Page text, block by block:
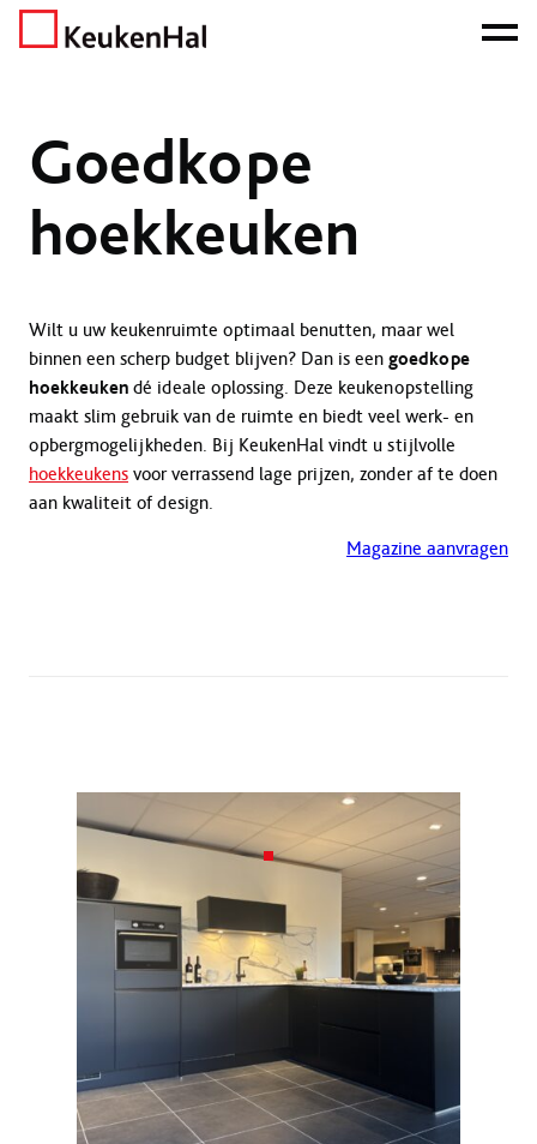
Home Goedkope keukens
Goedkope
hoekkeuken
Wilt u uw keukenruimte optimaal benutten, maar wel
binnen een scherp budget blijven? Dan is een goedkope
hoekkeuken dé ideale oplossing. Deze keukenopstelling
maakt slim gebruik van de ruimte en biedt veel werk- en
opbergmogelijkheden. Bij KeukenHal vindt u stijlvolle
hoekkeukens voor verrassend lage prijzen, zonder af te doen
aan kwaliteit of design.
Magazine aanvragen